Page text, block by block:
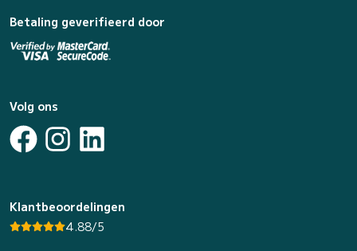
Betaling geverifieerd door
Volg ons
Klantbeoordelingen
4.88/5